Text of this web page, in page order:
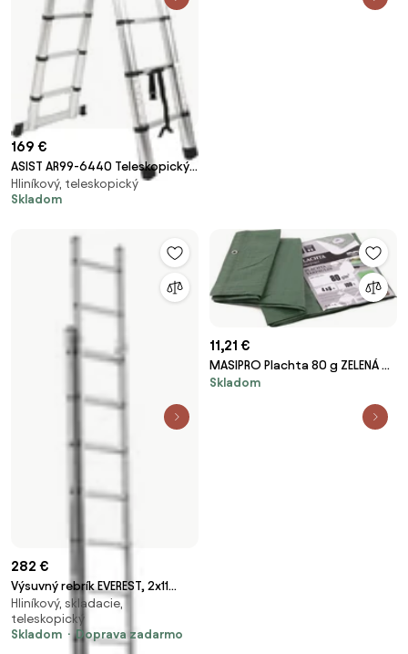
169 €
ASIST AR99-6440 Teleskopický
rebrík – schodík z hliníka, 4,4 m
Hliníkový, teleskopický
Skladom
282 €
Výsuvný rebrík EVEREST, 2x11
schodíkov, výška 5100 mm
Hliníkový, skladacie,
teleskopický
Skladom
Doprava zadarmo
11,21 €
MASIPRO Plachta 80 g ZELENÁ 4
x 6 m
Skladom